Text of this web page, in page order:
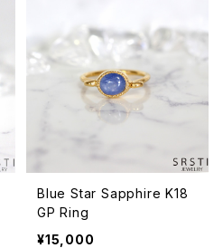
Blue Star Sapphire K18
GP Ring
¥15,000